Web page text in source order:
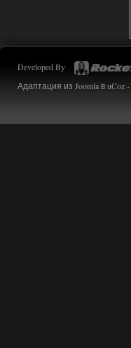
Developed By
Адаптация из Joomla в uCoz -